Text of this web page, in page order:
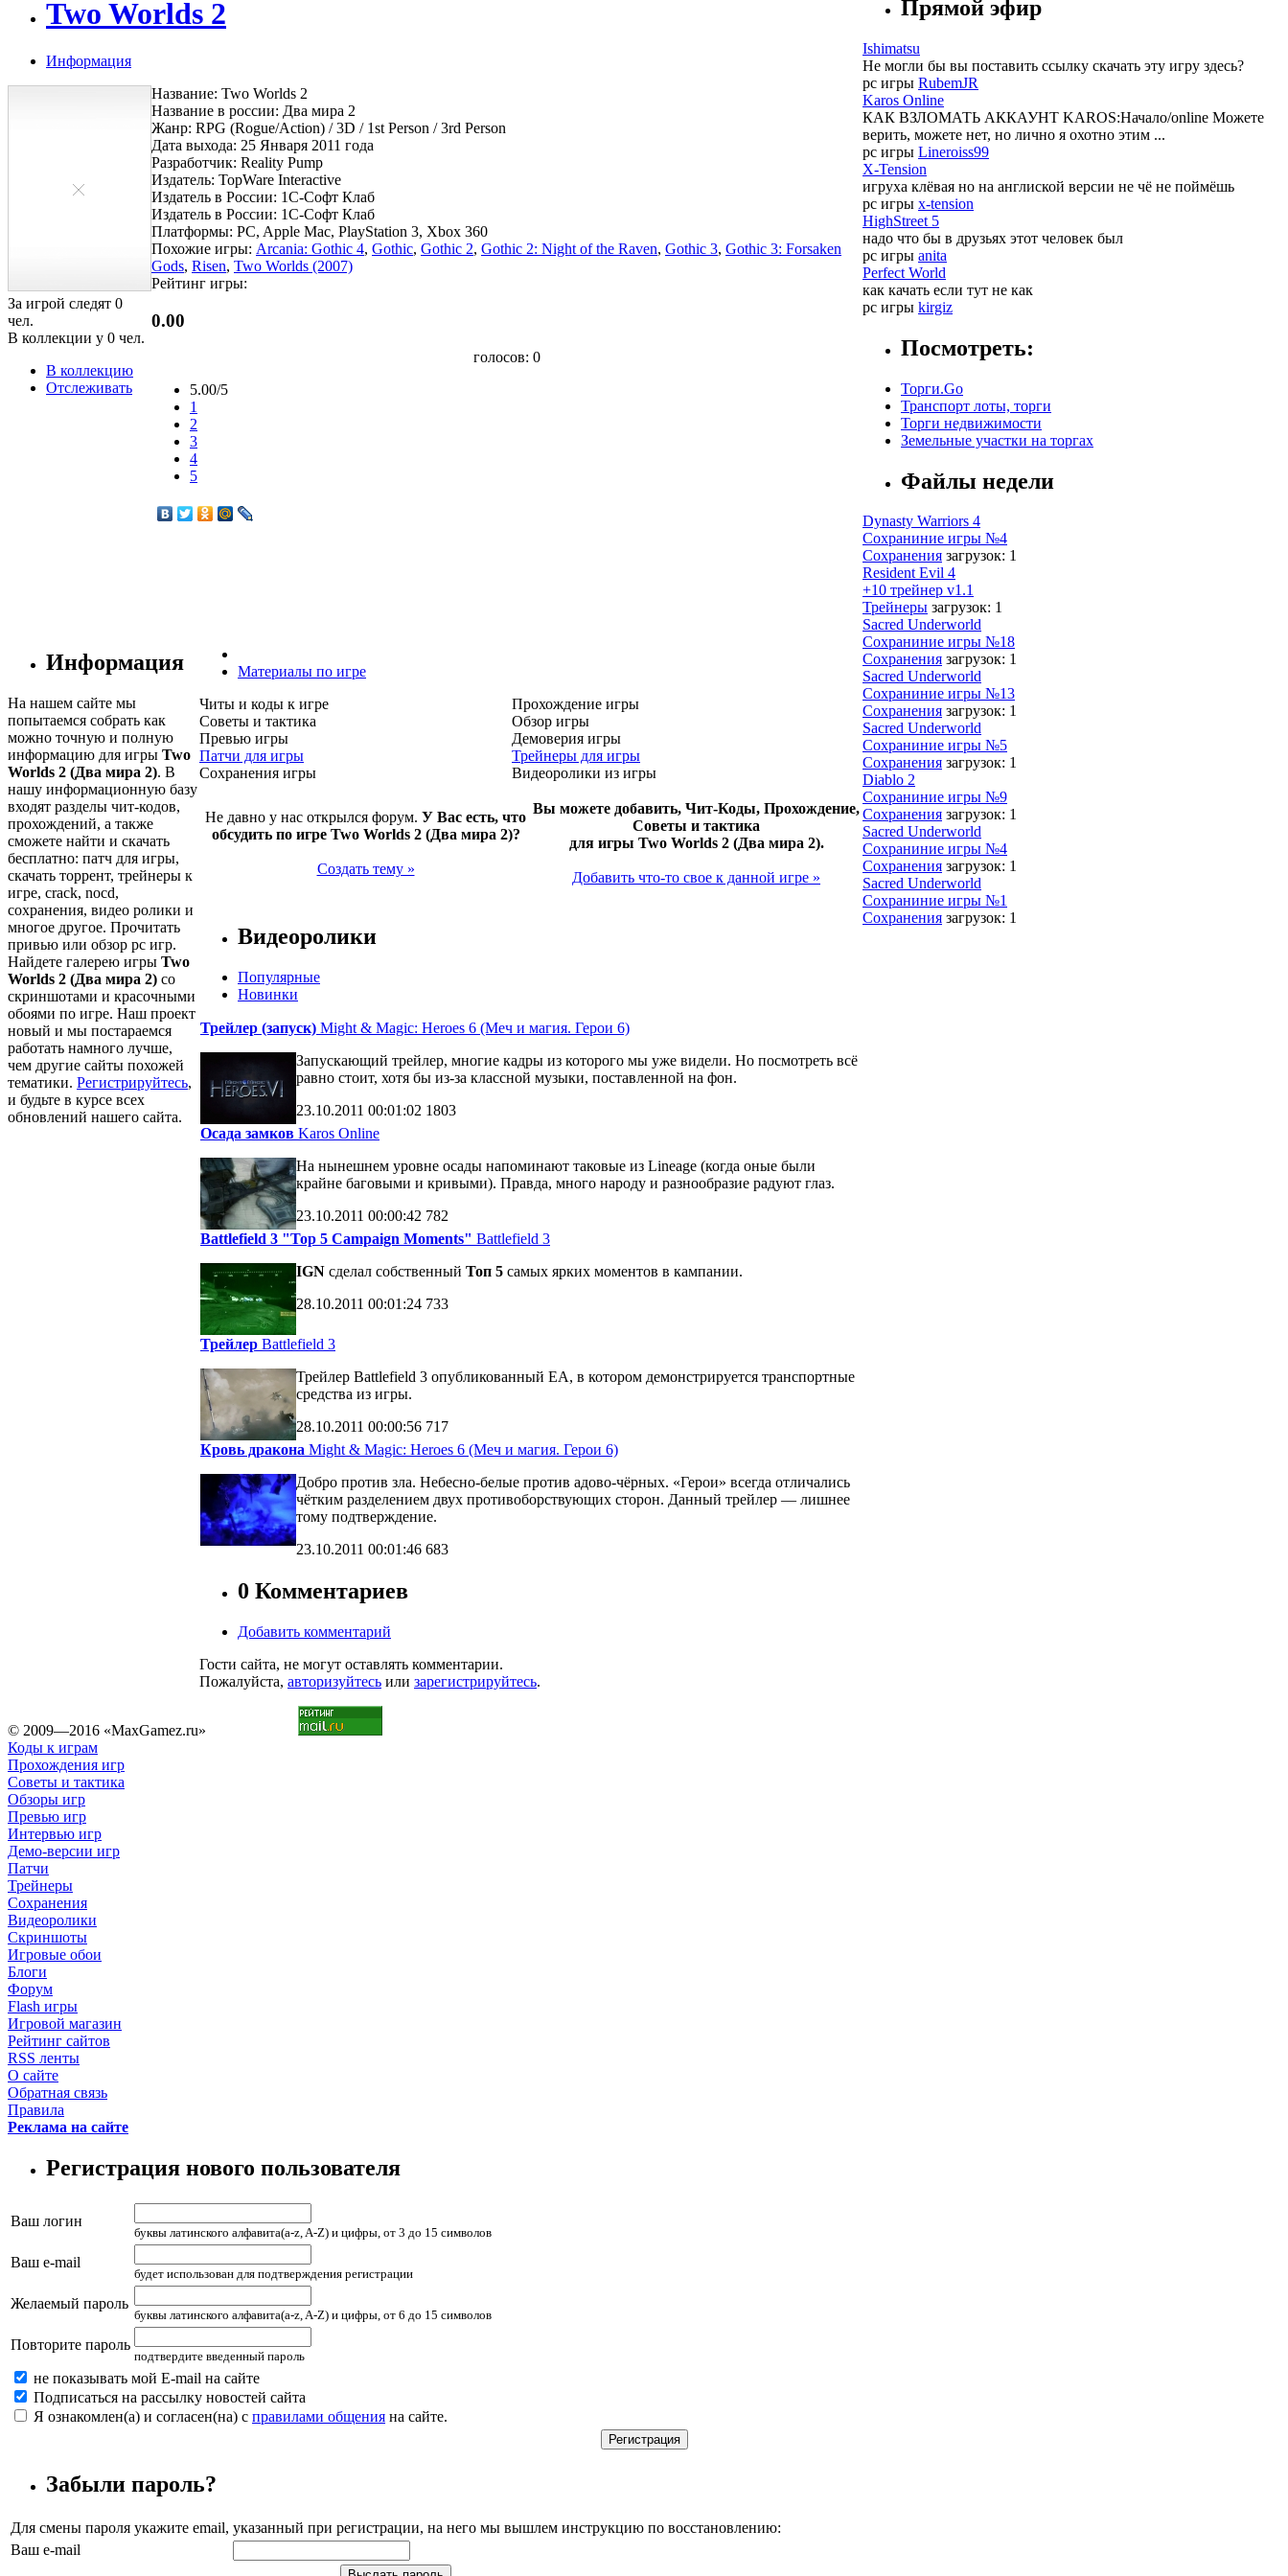
Two Worlds 2
Информация
За игрой следят 0
чел.
В коллекции у 0 чел.
В коллекцию
Отслеживать
Название: Two Worlds 2
Название в россии: Два мира 2
Жанр: RPG (Rogue/Action) / 3D / 1st Person / 3rd Person
Дата выхода: 25 Января 2011 года
Разработчик: Reality Pump
Издатель: TopWare Interactive
Издатель в России: 1C-Софт Клаб
Издатель в России: 1C-Софт Клаб
Платформы: PC, Apple Mac, PlayStation 3, Xbox 360
Похожие игры: Arcania: Gothic 4, Gothic, Gothic 2, Gothic 2: Night of the Raven, Gothic 3, Gothic 3: Forsaken
Gods, Risen, Two Worlds (2007)
Рейтинг игры:
0.00
голосов: 0
5.00/5
1
2
3
4
5
Информация
На нашем сайте мы
попытаемся собрать как
можно точную и полную
информацию для игры Two
Worlds 2 (Два мира 2). В
нашу информационную базу
входят разделы чит-кодов,
прохождений, а также
сможете найти и скачать
бесплатно: патч для игры,
скачать торрент, трейнеры к
игре, crack, nocd,
сохранения, видео ролики и
многое другое. Прочитать
привью или обзор pc игр.
Найдете галерею игры Two
Worlds 2 (Два мира 2) со
скриншотами и красочными
обоями по игре. Наш проект
новый и мы постараемся
работать намного лучше,
чем другие сайты похожей
тематики. Регистрируйтесь,
и будьте в курсе всех
обновлений нашего сайта.
Материалы по игре
Читы и коды к игре
Прохождение игры
Советы и тактика
Обзор игры
Превью игры
Демоверия игры
Патчи для игры
Трейнеры для игры
Сохранения игры
Видеоролики из игры
Не давно у нас открылся форум. У Вас есть, что
обсудить по игре Two Worlds 2 (Два мира 2)?
Создать тему »
Вы можете добавить, Чит-Коды, Прохождение,
Советы и тактика
для игры Two Worlds 2 (Два мира 2).
Добавить что-то свое к данной игре »
Видеоролики
Популярные
Новинки
Трейлер (запуск) Might & Magic: Heroes 6 (Меч и магия. Герои 6)
Запускающий трейлер, многие кадры из которого мы уже видели. Но посмотреть всё
равно стоит, хотя бы из-за классной музыки, поставленной на фон.
23.10.2011 00:01:02 1803
Осада замков Karos Online
На нынешнем уровне осады напоминают таковые из Lineage (когда оные были
крайне баговыми и кривыми). Правда, много народу и разнообразие радуют глаз.
23.10.2011 00:00:42 782
Battlefield 3 "Top 5 Campaign Moments" Battlefield 3
IGN сделал собственный Топ 5 самых ярких моментов в кампании.
28.10.2011 00:01:24 733
Трейлер Battlefield 3
Трейлер Battlefield 3 опубликованный EA, в котором демонстрируется транспортные
средства из игры.
28.10.2011 00:00:56 717
Кровь дракона Might & Magic: Heroes 6 (Меч и магия. Герои 6)
Добро против зла. Небесно-белые против адово-чёрных. «Герои» всегда отличались
чётким разделением двух противоборствующих сторон. Данный трейлер — лишнее
тому подтверждение.
23.10.2011 00:01:46 683
0 Комментариев
Добавить комментарий
Гости сайта, не могут оставлять комментарии.
Пожалуйста, авторизуйтесь или зарегистрируйтесь.
Прямой эфир
Ishimatsu
Не могли бы вы поставить ссылку скачать эту игру здесь?
pc игры RubemJR
Karos Online
КАК ВЗЛОМАТЬ АККАУНТ KAROS:Начало/online Можете
верить, можете нет, но лично я охотно этим ...
pc игры Lineroiss99
X-Tension
игруха клёвая но на англиской версии не чё не поймёшь
pc игры x-tension
HighStreet 5
надо что бы в друзьях этот человек был
pc игры anita
Perfect World
как качать если тут не как
pc игры kirgiz
Посмотреть:
Торги.Go
Транспорт лоты, торги
Торги недвижимости
Земельные участки на торгах
Файлы недели
Dynasty Warriors 4
Сохраниние игры №4
Сохранения загрузок: 1
Resident Evil 4
+10 трейнер v1.1
Трейнеры загрузок: 1
Sacred Underworld
Сохраниние игры №18
Сохранения загрузок: 1
Sacred Underworld
Сохраниние игры №13
Сохранения загрузок: 1
Sacred Underworld
Сохраниние игры №5
Сохранения загрузок: 1
Diablo 2
Сохраниние игры №9
Сохранения загрузок: 1
Sacred Underworld
Сохраниние игры №4
Сохранения загрузок: 1
Sacred Underworld
Сохраниние игры №1
Сохранения загрузок: 1
© 2009—2016 «MaxGamez.ru»
Коды к играм
Прохождения игр
Советы и тактика
Обзоры игр
Превью игр
Интервью игр
Демо-версии игр
Патчи
Трейнеры
Сохранения
Видеоролики
Скриншоты
Игровые обои
Блоги
Форум
Flash игры
Игровой магазин
Рейтинг сайтов
RSS ленты
О сайте
Обратная связь
Правила
Реклама на сайте
Регистрация нового пользователя
Ваш логин
буквы латинского алфавита(a-z, A-Z) и цифры, от 3 до 15 символов
Ваш e-mail
будет использован для подтверждения регистрации
Желаемый пароль
буквы латинского алфавита(a-z, A-Z) и цифры, от 6 до 15 символов
Повторите пароль
подтвердите введенный пароль
не показывать мой E-mail на сайте
Подписаться на рассылку новостей сайта
Я ознакомлен(а) и согласен(на) с правилами общения на сайте.
Забыли пароль?
Для смены пароля укажите email, указанный при регистрации, на него мы вышлем инструкцию по восстановлению:
Ваш e-mail